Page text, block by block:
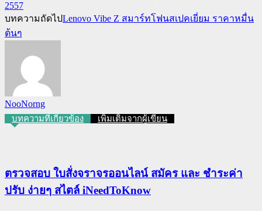
2557
บทความถัดไปLenovo Vibe Z สมาร์ทโฟนสเปคเยี่ยม ราคาหมื่น
ต้นๆ
NooNorng
บทความที่เกี่ยวข้อง เพิ่มเติมจากผู้เขียน
ตรวจสอบ ใบสั่งจราจรออนไลน์ สมัคร และ ชำระค่า
ปรับ ง่ายๆ สไตล์ iNeedToKnow